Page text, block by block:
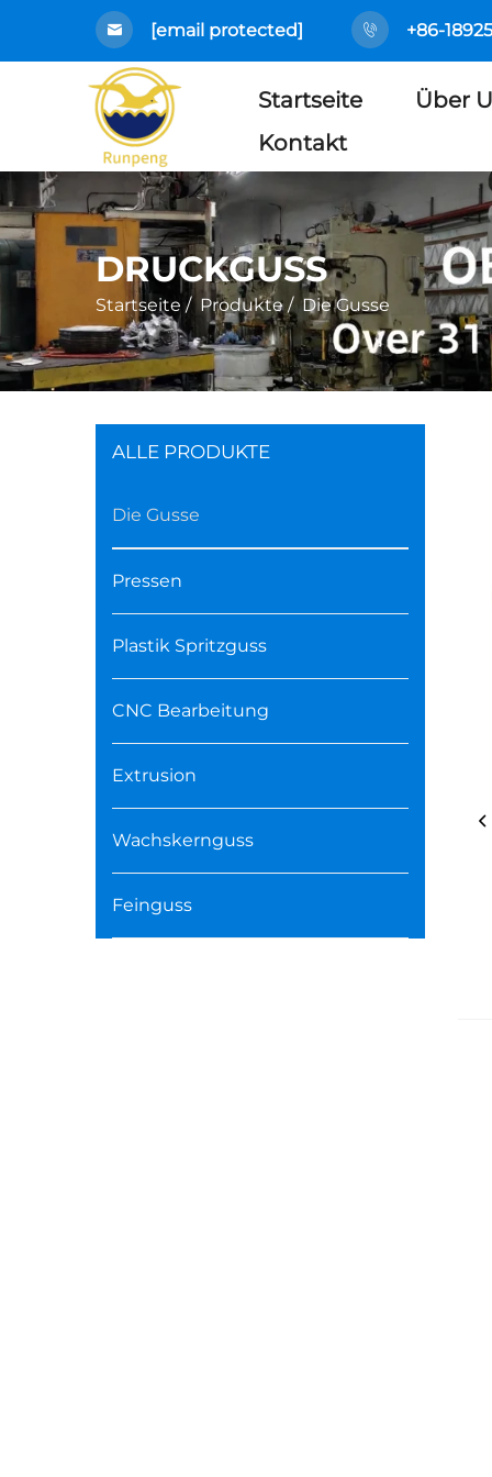
[email protected] +86-
Startseite
Über
Kontakt
DRUCKGUSS
Startseite / Produkte /Die Gusse
ALLE PRODUKTE
Die Gusse
Pressen
Plastik Spritzguss
CNC Bearbeitung
Extrusion
Wachskernguss
Feinguss